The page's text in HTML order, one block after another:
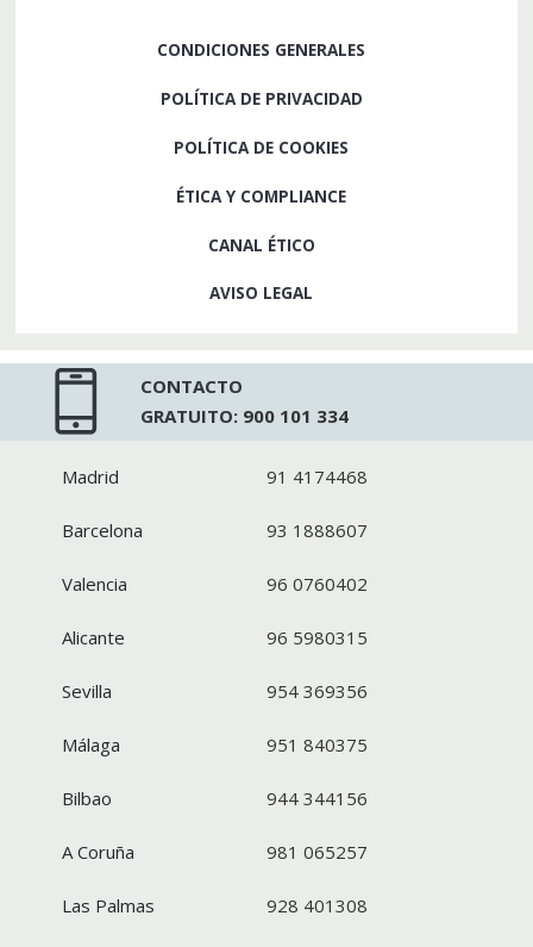
CONDICIONES GENERALES
POLÍTICA DE PRIVACIDAD
POLÍTICA DE COOKIES
ÉTICA Y COMPLIANCE
CANAL ÉTICO
AVISO LEGAL
CONTACTO
GRATUITO: 900 101 334
Madrid 91 4174468
Barcelona 93 1888607
Valencia 96 0760402
Alicante 96 5980315
Sevilla 954 369356
Málaga 951 840375
Bilbao 944 344156
A Coruña 981 065257
Las Palmas 928 401308